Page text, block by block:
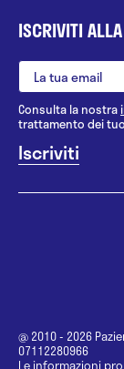
ISCRIVITI
Consulta la nostra
trattamento dei
@ 2010 - 2026
07112280966